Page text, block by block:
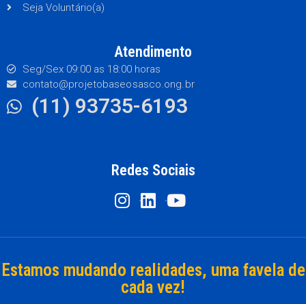
Seja Voluntário(a)
Atendimento
Seg/Sex 09:00 as 18:00 horas
contato@projetobaseosasco.ong.br
(11) 93735-6193
Redes Sociais
Estamos mudando realidades, uma favela de
cada vez!